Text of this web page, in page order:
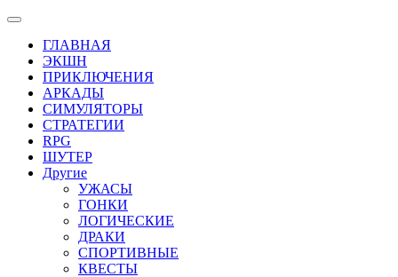
ГЛАВНАЯ
ЭКШН
ПРИКЛЮЧЕНИЯ
АРКАДЫ
СИМУЛЯТОРЫ
СТРАТЕГИИ
RPG
ШУТЕР
Другие
УЖАСЫ
ГОНКИ
ЛОГИЧЕСКИЕ
ДРАКИ
СПОРТИВНЫЕ
КВЕСТЫ